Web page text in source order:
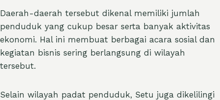
Daerah-daerah tersebut dikenal memiliki jumlah
penduduk yang cukup besar serta banyak aktivitas
ekonomi. Hal ini membuat berbagai acara sosial dan
kegiatan bisnis sering berlangsung di wilayah
tersebut.
Selain wilayah padat penduduk, Setu juga dikelilingi